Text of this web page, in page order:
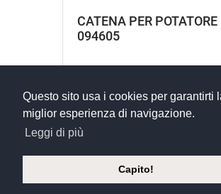
Questo sito usa i cookies per garantirti
miglior esperienza di navigazione.
Leggi di più
Capito!
CATENA PER POTATORE
094605